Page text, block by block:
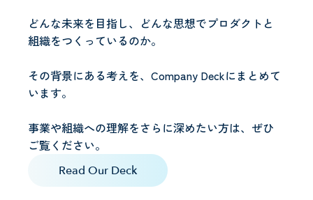
どんな未来を目指し、どんな思想でプロダクトと
組織をつくっているのか。
その背景にある考えを、Company Deckにまとめて
います。
事業や組織への理解をさらに深めたい方は、ぜひ
ご覧ください。
Read Our Deck